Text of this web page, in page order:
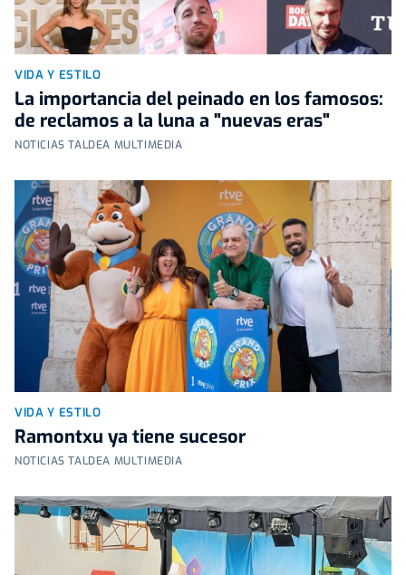
VIDA Y ESTILO
La importancia del peinado en los famosos:
de reclamos a la luna a "nuevas eras"
NOTICIAS TALDEA MULTIMEDIA
VIDA Y ESTILO
Ramontxu ya tiene sucesor
NOTICIAS TALDEA MULTIMEDIA